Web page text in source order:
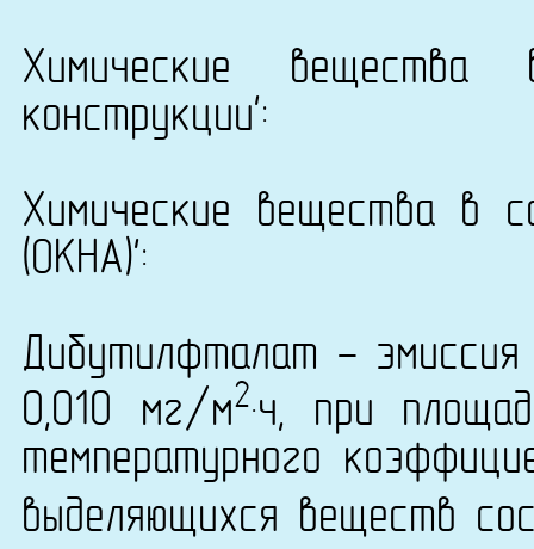
Химические
конструкции':
Химические вещества в
(ОКНА)':
Дибутилфталат - эмиссия
0,010 мг/м2·ч, при
температурного
выделяющихся веществ